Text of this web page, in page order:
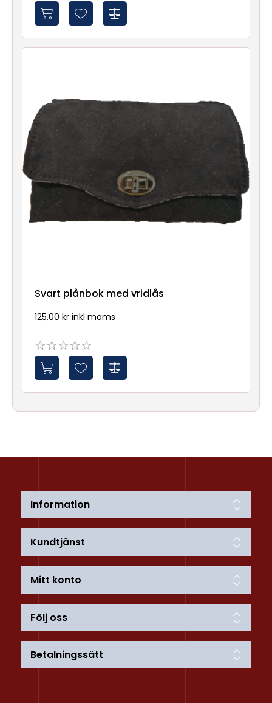
Svart plånbok med vridlås
125,00 kr inkl moms
Information
Kundtjänst
Mitt konto
Följ oss
Betalningssätt